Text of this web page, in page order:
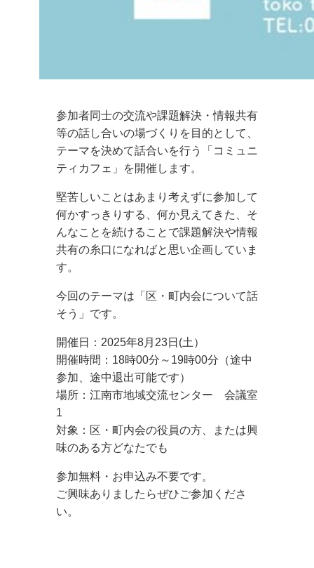
参加者同士の交流や課題解決・情報共有
等の話し合いの場づくりを目的として、
テーマを決めて話合いを行う「コミュニ
ティカフェ」を開催します。
堅苦しいことはあまり考えずに参加して
何かすっきりする、何か見えてきた、そ
んなことを続けることで課題解決や情報
共有の糸口になればと思い企画していま
す。
今回のテーマは「区・町内会について話
そう」です。
開催日：2025年8月23日(土）
開催時間：18時00分～19時00分（途中
参加、途中退出可能です）
場所：江南市地域交流センター 会議室
1
対象：区・町内会の役員の方、または興
味のある方どなたでも
参加無料・お申込み不要です。
ご興味ありましたらぜひご参加くださ
い。